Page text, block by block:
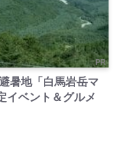
PR
暑地「白馬岩岳マ
イベント＆グルメ